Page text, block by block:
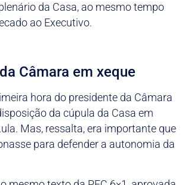
da Casa, ao mesmo tempo
ao Executivo.
Câmara em xeque
hora do presidente da Câmara
da cúpula da Casa em
Mas, ressalta, era importante que
para defender a autonomia da